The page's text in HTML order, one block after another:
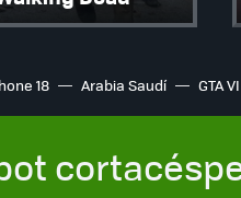
18 Arabia Saudí GTA VI